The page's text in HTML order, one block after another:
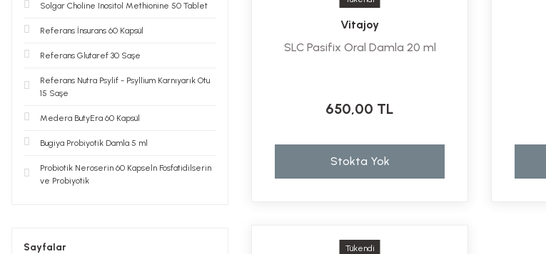
Solgar Choline Inositol Methionine 50 Tablet
Referans İnsurans 60 Kapsül
Referans Glutaref 30 Saşe
Referans Nutra Psylif - Psyllium Karnıyarık Otu
15 Saşe
Medera ButyEra 60 Kapsül
Bugiya Probiyotik Damla 5 ml
Probiotik Neroserin 60 Kapseln Fosfatidilserin
ve Probiyotik
Sayfalar
Vitajoy
SLC Pasifix Oral Damla 20 ml
650,00 TL
Stokta Yok
Tükendi